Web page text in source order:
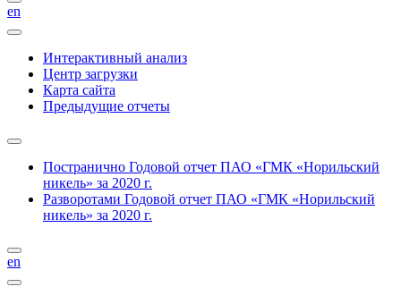
en
Интерактивный анализ
Центр загрузки
Карта сайта
Предыдущие отчеты
Постранично Годовой отчет ПАО «ГМК «Норильский
никель» за 2020 г.
Разворотами Годовой отчет ПАО «ГМК «Норильский
никель» за 2020 г.
en